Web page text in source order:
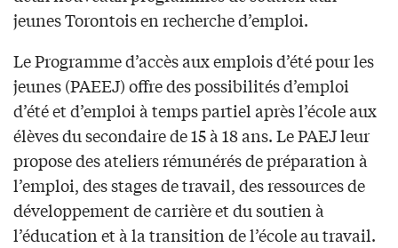
jeunes Torontois en recherche d’emploi.
Le Programme d’accès aux emplois d’été pour les
jeunes (PAEEJ) offre des possibilités d’emploi
d’été et d’emploi à temps partiel après l’école aux
élèves du secondaire de 15 à 18 ans. Le PAEJ leur
propose des ateliers rémunérés de préparation à
l’emploi, des stages de travail, des ressources de
développement de carrière et du soutien à
l’éducation et à la transition de l’école au travail.